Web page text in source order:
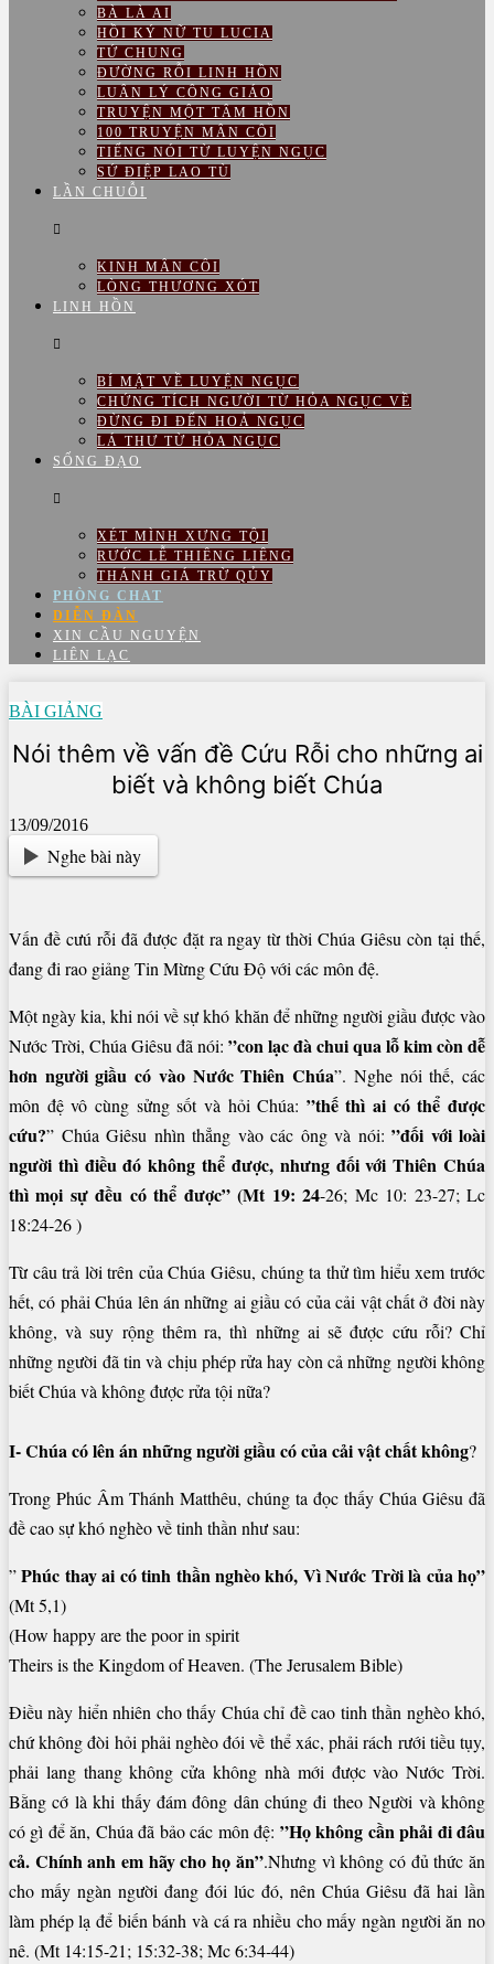
BÀ LÀ AI
HỒI KÝ NỮ TU LUCIA
TỨ CHUNG
ĐƯỜNG RỖI LINH HỒN
LUÂN LÝ CÔNG GIÁO
TRUYỆN MỘT TÂM HỒN
100 TRUYỆN MÂN CÔI
TIẾNG NÓI TỪ LUYỆN NGỤC
SỨ ĐIỆP LAO TÙ
LẦN CHUỖI
KINH MÂN CÔI
LÒNG THƯƠNG XÓT
LINH HỒN
BÍ MẬT VỀ LUYỆN NGỤC
CHỨNG TÍCH NGƯỜI TỪ HỎA NGỤC VỀ
ĐỪNG ĐI ĐẾN HOẢ NGỤC
LÁ THƯ TỪ HỎA NGỤC
SỐNG ĐẠO
XÉT MÌNH XƯNG TỘI
RƯỚC LỄ THIÊNG LIÊNG
THÁNH GIÁ TRỪ QỦY
PHÒNG CHAT
DIỄN ĐÀN
XIN CẦU NGUYỆN
LIÊN LẠC
BÀI GIẢNG
Nói thêm về vấn đề Cứu Rỗi cho những ai
biết và không biết Chúa
13/09/2016
Nghe bài này
Vấn đề cưú rỗi đã được đặt ra ngay từ thời Chúa Giêsu còn tại thế,
đang đi rao giảng Tin Mừng Cứu Độ với các môn đệ.
Một ngày kia, khi nói về sự khó khăn để những người giầu được vào
Nước Trời, Chúa Giêsu đã nói: ”con lạc đà chui qua lỗ kim còn dễ
hơn người giầu có vào Nước Thiên Chúa”. Nghe nói thế, các
môn đệ vô cùng sửng sốt và hỏi Chúa: ”thế thì ai có thể được
cứu?” Chúa Giêsu nhìn thẳng vào các ông và nói: ”đối với loài
người thì điều đó không thể được, nhưng đối với Thiên Chúa
thì mọi sự đều có thể được” (Mt 19: 24-26; Mc 10: 23-27; Lc
18:24-26 )
Từ câu trả lời trên của Chúa Giêsu, chúng ta thử tìm hiểu xem trước
hết, có phải Chúa lên án những ai giầu có của cải vật chất ở đời này
không, và suy rộng thêm ra, thì những ai sẽ được cứu rỗi? Chỉ
những người đã tin và chịu phép rửa hay còn cả những người không
biết Chúa và không được rửa tội nữa?
I- Chúa có lên án những người giầu có của cải vật chất không?
Trong Phúc Âm Thánh Matthêu, chúng ta đọc thấy Chúa Giêsu đã
đề cao sự khó nghèo về tinh thần như sau:
”Phúc thay ai có tinh thần nghèo khó, Vì Nước Trời là của họ”
(Mt 5,1)
(How happy are the poor in spirit
Theirs is the Kingdom of Heaven. (The Jerusalem Bible)
Điều này hiển nhiên cho thấy Chúa chỉ đề cao tinh thần nghèo khó,
chứ không đòi hỏi phải nghèo đói về thể xác, phải rách rưới tiều tụy,
phải lang thang không cửa không nhà mới được vào Nước Trời.
Bằng cớ là khi thấy đám đông dân chúng đi theo Người và không
có gì để ăn, Chúa đã bảo các môn đệ: ”Họ không cần phải đi đâu
cả. Chính anh em hãy cho họ ăn”.Nhưng vì không có đủ thức ăn
cho mấy ngàn người đang đói lúc đó, nên Chúa Giêsu đã hai lần
làm phép lạ để biến bánh và cá ra nhiều cho mấy ngàn người ăn no
nê. (Mt 14:15-21; 15:32-38; Mc 6:34-44)